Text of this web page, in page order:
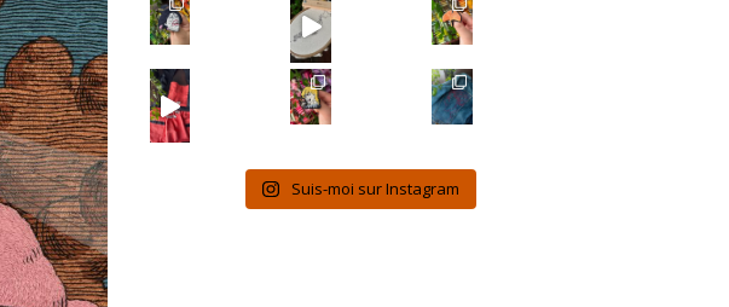
Suis-moi sur Instagram